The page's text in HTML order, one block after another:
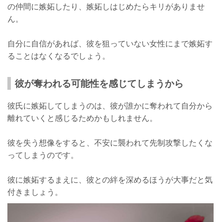
の仲間に嫉妬したり、嫉妬しはじめたらキリがありませ
ん。
自分に自信があれば、彼を狙っていない女性にまで嫉妬す
ることはなくなるでしょう。
彼が奪われる可能性を感じてしまうから
彼氏に嫉妬してしまうのは、彼が誰かに奪われて自分から
離れていくと感じるためかもしれません。
彼を失う想像をすると、不安に襲われて先制攻撃したくな
ってしまうのです。
彼に嫉妬するまえに、彼との絆を深めるほうが大事だと気
付きましょう。